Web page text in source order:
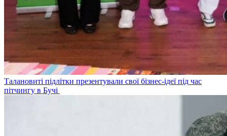
Талановиті підлітки презентували свої бізнес-ідеї під час
пітчингу в Бучі